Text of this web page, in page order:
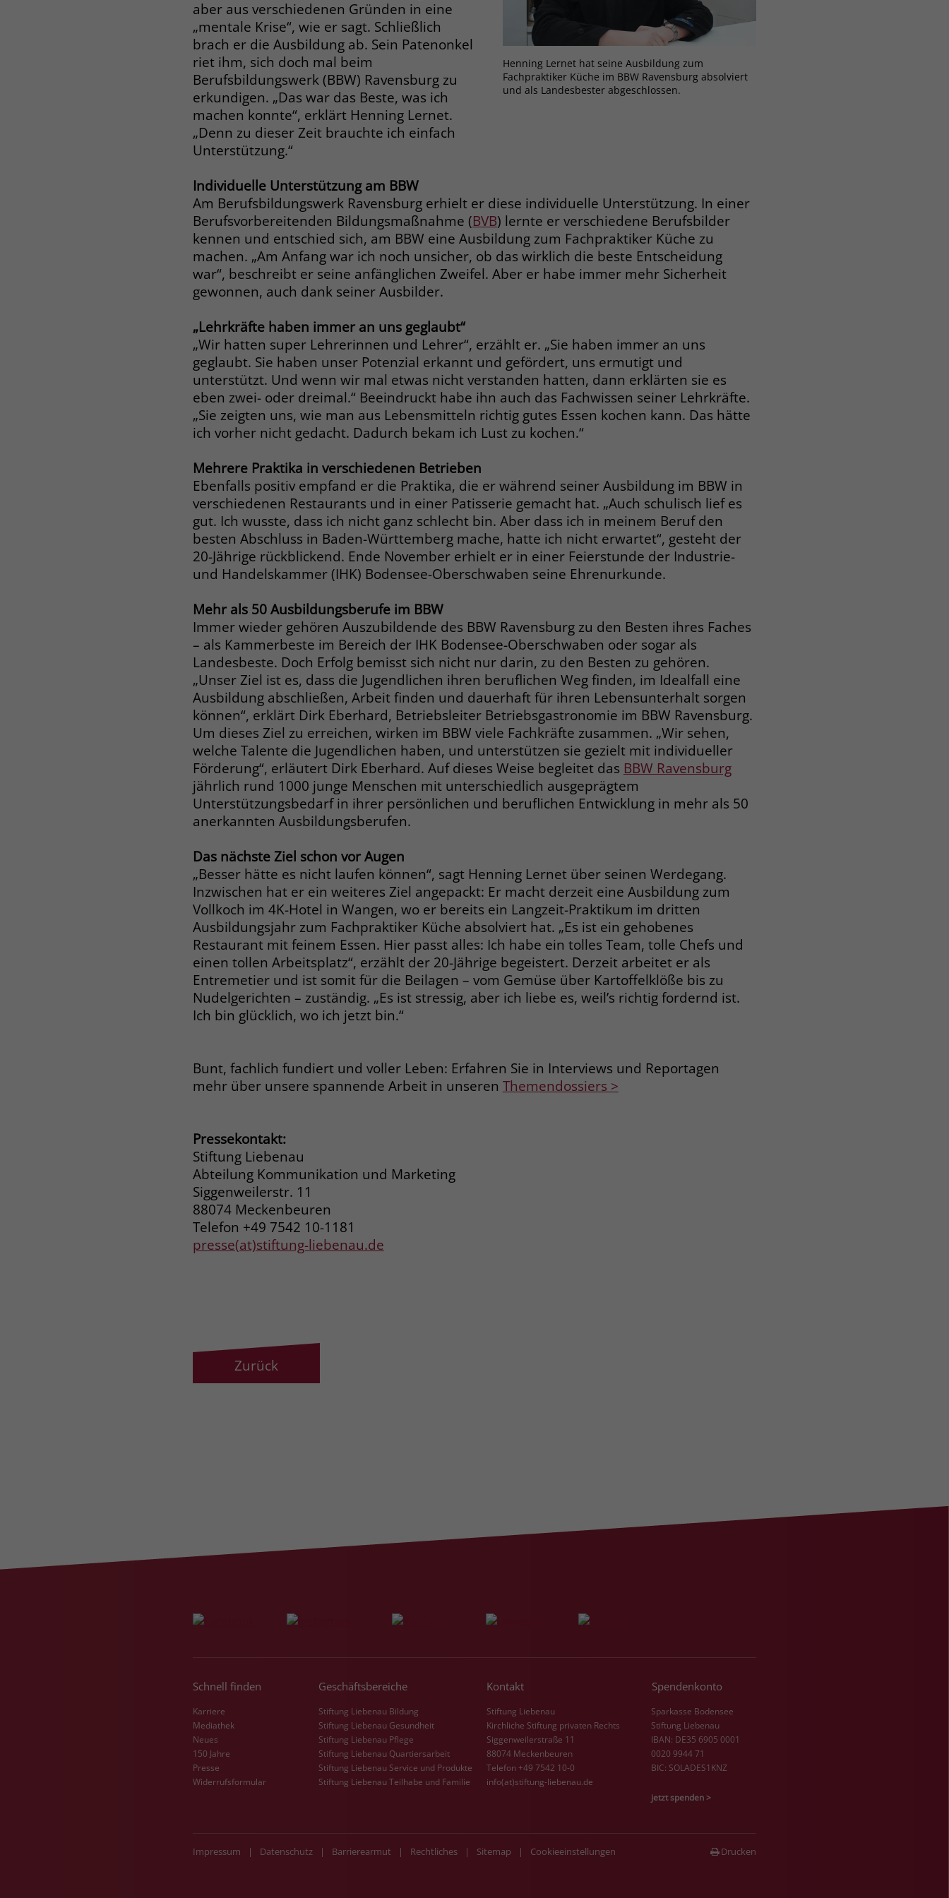
Henning Lernet hat seine Ausbildung zum
Fachpraktiker Küche im BBW Ravensburg absolviert
und als Landesbester abgeschlossen.
aber aus verschiedenen Gründen in eine
„mentale Krise“, wie er sagt. Schließlich
brach er die Ausbildung ab. Sein Patenonkel
riet ihm, sich doch mal beim
Berufsbildungswerk (BBW) Ravensburg zu
erkundigen. „Das war das Beste, was ich
machen konnte“, erklärt Henning Lernet.
„Denn zu dieser Zeit brauchte ich einfach
Unterstützung.“
Individuelle Unterstützung am BBW
Am Berufsbildungswerk Ravensburg erhielt er diese individuelle Unterstützung. In einer
Berufsvorbereitenden Bildungsmaßnahme (BVB) lernte er verschiedene Berufsbilder
kennen und entschied sich, am BBW eine Ausbildung zum Fachpraktiker Küche zu
machen. „Am Anfang war ich noch unsicher, ob das wirklich die beste Entscheidung
war“, beschreibt er seine anfänglichen Zweifel. Aber er habe immer mehr Sicherheit
gewonnen, auch dank seiner Ausbilder.
„Lehrkräfte haben immer an uns geglaubt“
„Wir hatten super Lehrerinnen und Lehrer“, erzählt er. „Sie haben immer an uns
geglaubt. Sie haben unser Potenzial erkannt und gefördert, uns ermutigt und
unterstützt. Und wenn wir mal etwas nicht verstanden hatten, dann erklärten sie es
eben zwei- oder dreimal.“ Beeindruckt habe ihn auch das Fachwissen seiner Lehrkräfte.
„Sie zeigten uns, wie man aus Lebensmitteln richtig gutes Essen kochen kann. Das hätte
ich vorher nicht gedacht. Dadurch bekam ich Lust zu kochen.“
Mehrere Praktika in verschiedenen Betrieben
Ebenfalls positiv empfand er die Praktika, die er während seiner Ausbildung im BBW in
verschiedenen Restaurants und in einer Patisserie gemacht hat. „Auch schulisch lief es
gut. Ich wusste, dass ich nicht ganz schlecht bin. Aber dass ich in meinem Beruf den
besten Abschluss in Baden-Württemberg mache, hatte ich nicht erwartet“, gesteht der
20-Jährige rückblickend. Ende November erhielt er in einer Feierstunde der Industrie-
und Handelskammer (IHK) Bodensee-Oberschwaben seine Ehrenurkunde.
Mehr als 50 Ausbildungsberufe im BBW
Immer wieder gehören Auszubildende des BBW Ravensburg zu den Besten ihres Faches
– als Kammerbeste im Bereich der IHK Bodensee-Oberschwaben oder sogar als
Landesbeste. Doch Erfolg bemisst sich nicht nur darin, zu den Besten zu gehören.
„Unser Ziel ist es, dass die Jugendlichen ihren beruflichen Weg finden, im Idealfall eine
Ausbildung abschließen, Arbeit finden und dauerhaft für ihren Lebensunterhalt sorgen
können“, erklärt Dirk Eberhard, Betriebsleiter Betriebsgastronomie im BBW Ravensburg.
Um dieses Ziel zu erreichen, wirken im BBW viele Fachkräfte zusammen. „Wir sehen,
welche Talente die Jugendlichen haben, und unterstützen sie gezielt mit individueller
Förderung“, erläutert Dirk Eberhard. Auf dieses Weise begleitet das BBW Ravensburg
jährlich rund 1000 junge Menschen mit unterschiedlich ausgeprägtem
Unterstützungsbedarf in ihrer persönlichen und beruflichen Entwicklung in mehr als 50
anerkannten Ausbildungsberufen.
Das nächste Ziel schon vor Augen
„Besser hätte es nicht laufen können“, sagt Henning Lernet über seinen Werdegang.
Inzwischen hat er ein weiteres Ziel angepackt: Er macht derzeit eine Ausbildung zum
Vollkoch im 4K-Hotel in Wangen, wo er bereits ein Langzeit-Praktikum im dritten
Ausbildungsjahr zum Fachpraktiker Küche absolviert hat. „Es ist ein gehobenes
Restaurant mit feinem Essen. Hier passt alles: Ich habe ein tolles Team, tolle Chefs und
einen tollen Arbeitsplatz“, erzählt der 20-Jährige begeistert. Derzeit arbeitet er als
Entremetier und ist somit für die Beilagen – vom Gemüse über Kartoffelklöße bis zu
Nudelgerichten – zuständig. „Es ist stressig, aber ich liebe es, weil’s richtig fordernd ist.
Ich bin glücklich, wo ich jetzt bin.“
Bunt, fachlich fundiert und voller Leben: Erfahren Sie in Interviews und Reportagen
mehr über unsere spannende Arbeit in unseren Themendossiers >
Pressekontakt:
Stiftung Liebenau
Abteilung Kommunikation und Marketing
Siggenweilerstr. 11
88074 Meckenbeuren
Telefon +49 7542 10-1181
presse(at)stiftung-liebenau.de
Zurück
Schnell finden
Karriere
Mediathek
Neues
150 Jahre
Presse
Widerrufsformular
Geschäftsbereiche
Stiftung Liebenau Bildung
Stiftung Liebenau Gesundheit
Stiftung Liebenau Pflege
Stiftung Liebenau Quartiersarbeit
Stiftung Liebenau Service und Produkte
Stiftung Liebenau Teilhabe und Familie
Kontakt Spendenkonto
Stiftung Liebenau
Kirchliche Stiftung privaten Rechts
Siggenweilerstraße 11
88074 Meckenbeuren
Telefon +49 7542 10-0
info(at)stiftung-liebenau.de
Sparkasse Bodensee
Stiftung Liebenau
IBAN: DE35 6905 0001
0020 9944 71
BIC: SOLADES1KNZ
jetzt spenden >
Impressum | Datenschutz | Barrierearmut | Rechtliches | Sitemap | Cookieeinstellungen Drucken
PHPSESSID
Anbieter stiftung-liebenau.de
Laufzeit Session
Zweck
Behält die Zustände des Benutzers bei allen
Seitenanfragen bei.
Anbieter www.stiftung-liebenau.de
Laufzeit 1 Monat
Zweck
Behält die Zustimmung des Benutzers zum
Cookie Opt-In
Name __cf_bm
Anbieter .fonts.net
Laufzeit 30 Minuten
Zweck
This cookie, set by Cloudflare, is used to
support Cloudflare Bot Management.
Name JSessionID
Anbieter jobs.stiftung-liebenau.de
Laufzeit Session
Zweck
Behält die Zustände des Benutzers bei allen
Seitenanfragen bei.
Zweck
dass Aktionen, die bei späteren Besuchen
derselben Website durchgeführt werden, mit
derselben Benutzerkennung verknüpft
Name _clsk
Anbieter www.clarity.ms
Zweck
Microsoft Clarity setzt dieses Cookie, um die
Seitenaufrufe eines Benutzers zu speichern
und in einer einzigen Sitzungsaufzeichnung
zusammenzufassen.
Name _gcl_au
Google Ads
Laufzeit 90 Tage
Zweck Enthält eine zufallsgenerierte User-ID.
Name _gcl_aw
Laufzeit 90 Tage
Zweck
Dieses Cookie wird gesetzt, wenn ein User
über einen Klick auf eine Google
Werbeanzeige auf die Website gelangt. Es
enthält Informationen darüber, welche
Werbeanzeige geklickt wurde, sodass erzielte
Kontaktanfragen der Anzeige zugewiesen
werden können.
Name _gcl_dc
Anbieter Google Ads
Laufzeit 90 Tage
Dieses Cookie wird gesetzt, wenn ein User
über einen Klick auf eine Google
Werbeanzeige auf die Website gelangt. Es
enthält Informationen darüber, welche
Werbeanzeige geklickt wurde, sodass erzielte
werden können.
Name _fbp
Anbieter Facebook
Laufzeit 3 Monate
Der Zweck von _fbp ist vollständig auf die
platziert es, während ein Verbraucher auf
Facebook ist. Dieses Cookie verfolgt die
Werbung zu zeigen. Das _fbp-Cookie sammelt